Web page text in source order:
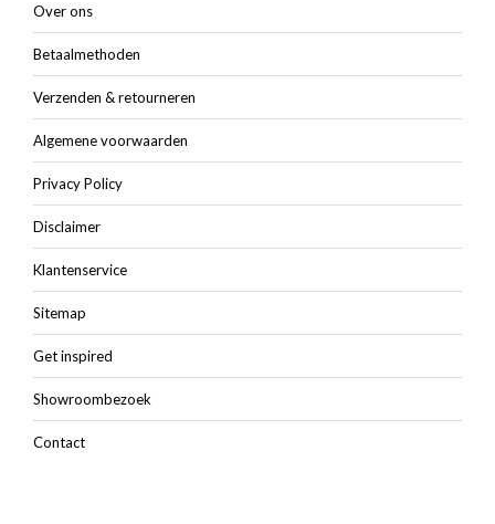
Over ons
Betaalmethoden
Verzenden & retourneren
Algemene voorwaarden
Privacy Policy
Disclaimer
Klantenservice
Sitemap
Get inspired
Showroombezoek
Contact